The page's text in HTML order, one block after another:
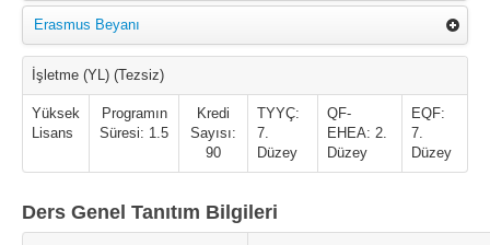
Erasmus Beyanı
İşletme (YL) (Tezsiz)
Yüksek
Lisans
Programın
Süresi: 1.5
Kredi
Sayısı:
90
TYYÇ:
7.
Düzey
QF-
EHEA: 2.
Düzey
EQF:
7.
Düzey
Ders Genel Tanıtım Bilgileri